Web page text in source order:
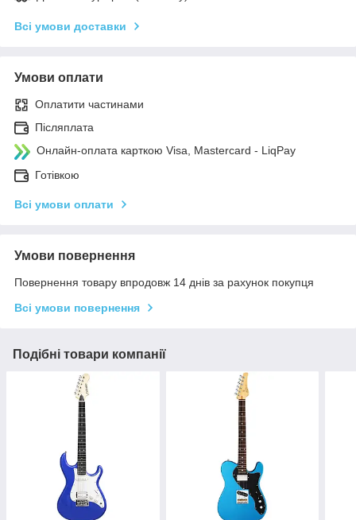
Всі умови доставки
Умови оплати
Оплатити частинами
Післяплата
Онлайн-оплата карткою Visa, Mastercard - LiqPay
Готівкою
Всі умови оплати
Умови повернення
Повернення товару впродовж 14 днів за рахунок покупця
Всі умови повернення
Подібні товари компанії